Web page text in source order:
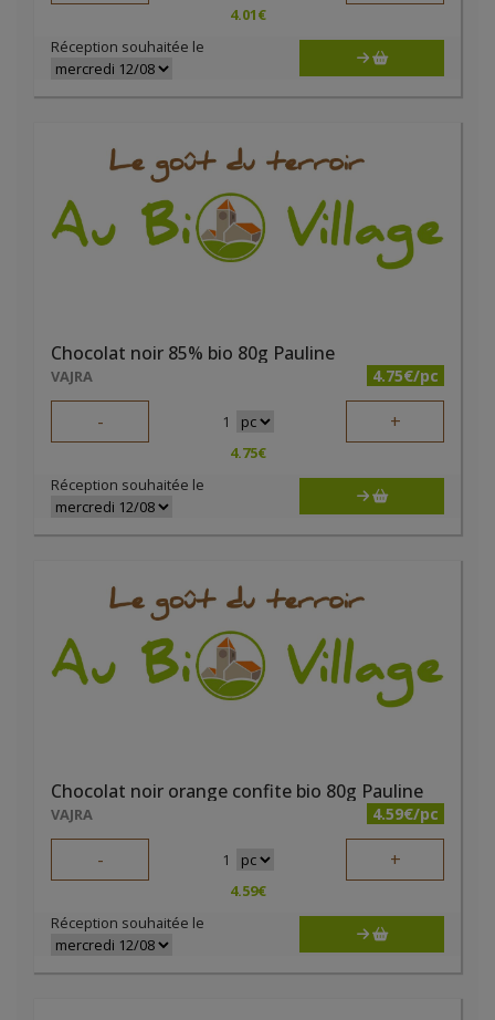
4.01€
Réception souhaitée le
Chocolat noir 85% bio 80g Pauline
VAJRA 4.75€/pc
- 1 +
4.75€
Réception souhaitée le
Chocolat noir orange confite bio 80g Pauline
VAJRA 4.59€/pc
- 1 +
4.59€
Réception souhaitée le